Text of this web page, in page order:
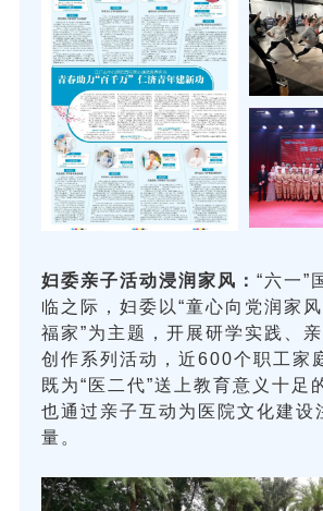
妇委亲子活动浸润家风： “六一”
临之际，妇委以“童心向党润家
福家”为主题，开展研学实践、
创作系列活动，近600个职工家
既为“医二代”送上教育意义十足
也通过亲子互动为医院文化建设
量。